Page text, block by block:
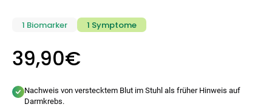
1 Biomarker 1 Symptome
39,90€
Nachweis von verstecktem Blut im Stuhl als früher Hinweis auf
Darmkrebs.